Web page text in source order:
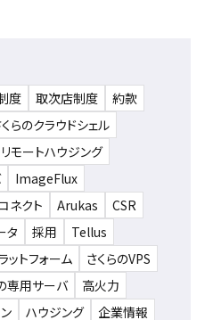
度 取次店制度
約款
らのクラウドシェル
リモートハウジング
ImageFlux
ネクト
Arukas
CSR
タ
採用
Tellus
ットフォーム
さくらのVPS
専用サーバ
高火力
ハウジング 企業情報